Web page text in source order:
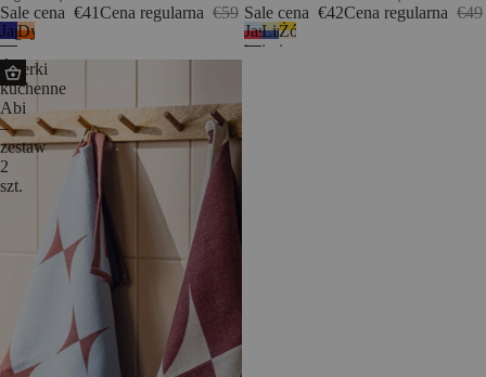
Sale cena €41Cena regularna €59
Jagodowy
mus
Dyniowy
Sale cena €42Cena regularna €49
Jasnoniebieski
i
Limonka
i
Żółty
i
Ścierki
kuchenne
Abi
–
zestaw
2
szt.